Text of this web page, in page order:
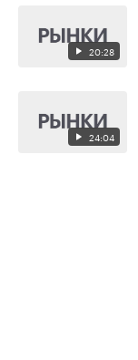
20:28
24:04